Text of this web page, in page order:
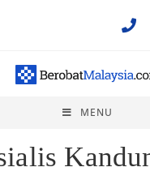
MENU